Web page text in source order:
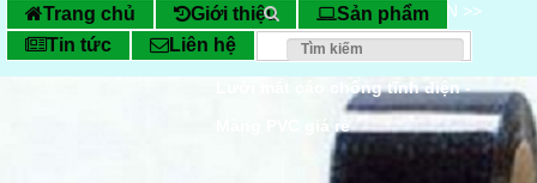
SẢN PHẨM CHỐNG TĨNH ĐIỆN >>
Thảm cao su chống tĩnh điện
Lưới mắt cáo chống tĩnh điện -
Màng PVC giá rẻ
Trang chủ Giới thiệu
Sản phẩm
Tin tức
Liên hệ